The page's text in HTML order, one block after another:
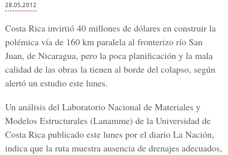
28.05.2012
Costa Rica invirtió 40 millones de dólares en construir la
polémica vía de 160 km paralela al fronterizo río San
Juan, de Nicaragua, pero la poca planificación y la mala
calidad de las obras la tienen al borde del colapso, según
alertó un estudio este lunes.
Un análisis del Laboratorio Nacional de Materiales y
Modelos Estructurales (Lanamme) de la Universidad de
Costa Rica publicado este lunes por el diario La Nación,
indica que la ruta muestra ausencia de drenajes adecuados,